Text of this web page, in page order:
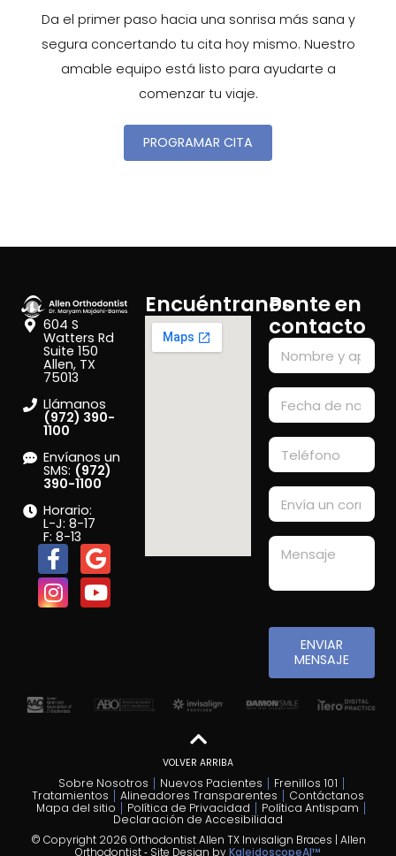
Da el primer paso hacia una sonrisa más sana y
segura concertando tu cita hoy mismo. Nuestro
amable equipo está listo para ayudarte a
comenzar tu viaje.
PROGRAMAR CITA
604 S
Watters Rd
Suite 150
Allen, TX
75013
Llámanos
(972) 390-
1100
Envíanos un
SMS: (972)
390-1100
Horario:
L-J: 8-17
F: 8-13
EncuéntranosPonte en
contacto
ENVIAR
MENSAJE
VOLVER ARRIBA
Sobre Nosotros Nuevos Pacientes
Frenillos 101
Tratamientos
Alineadores Transparentes
Contáctanos
Mapa del sitio
Política de Privacidad Política Antispam
Declaración de Accesibilidad
© Copyright 2026 Orthodontist Allen TX Invisalign Braces | Allen
Orthodontist ⁃ Site Design byKaleidoscopeAI™